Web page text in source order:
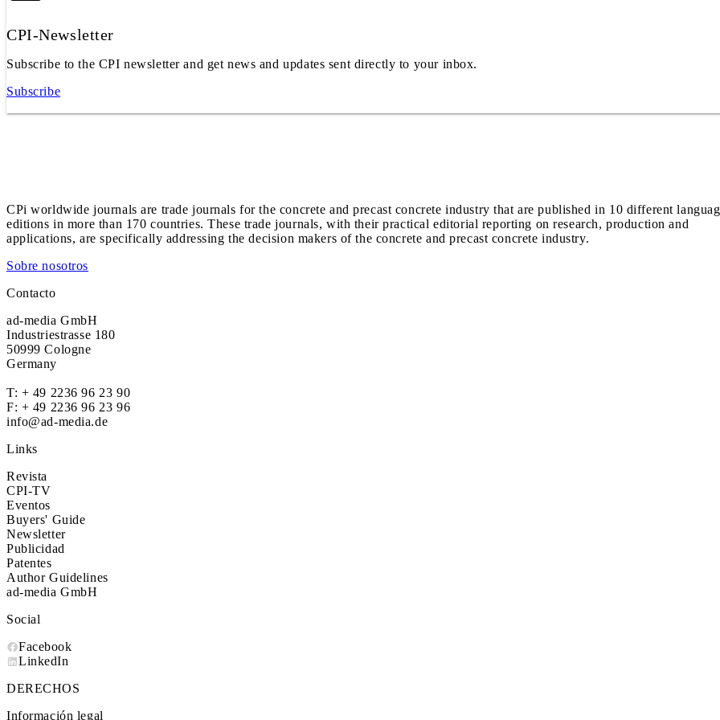
CPI-Newsletter
Subscribe to the CPI newsletter and get news and updates sent directly to your inbox.
Subscribe
CPi worldwide journals are trade journals for the concrete and precast concrete industry that are published in 10 different
editions in more than 170 countries. These trade journals, with their practical editorial reporting on research, production and
applications, are specifically addressing the decision makers of the concrete and precast concrete industry.
Sobre nosotros
Contacto
ad-media GmbH
Industriestrasse 180
50999 Cologne
Germany
T: + 49 2236 96 23 90
F: + 49 2236 96 23 96
info@ad-media.de
Links
Revista
CPI-TV
Eventos
Buyers' Guide
Newsletter
Publicidad
Patentes
Author Guidelines
ad-media GmbH
Social
Facebook
LinkedIn
DERECHOS
Información legal